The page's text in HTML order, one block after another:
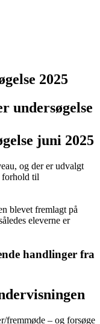
2025
undersøgelse
juni 2025
og der er udvalgt
forhold til
blevet fremlagt på
eleverne er
handlinger fra
fremmøde – og forsøge